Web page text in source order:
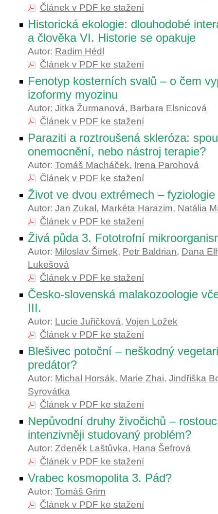
Článek v PDF ke stažení
Historická ekologie: dlouhodobé
a člověka VI. Historie se opakuje
Autor: Radim Hédl
Článek v PDF ke stažení
Fenotyp kosterních svalů – o čem
izoformy myozinu
Autor: Jitka Žurmanová, Barbara Elsnicová
Článek v PDF ke stažení
Paraziti a roztroušená skleróza:
onemocnění, nebo nástroj terapie?
Autor: Tomáš Macháček, Irena Parohová
Článek v PDF ke stažení
Život ve dvou extrémech –
Autor: Jan Zukal , Markéta Harazim, Natália
Článek v PDF ke stažení
Živá půda 3. Fototrofní
Autor: Miloslav Šimek, Petr Baldrian, Dana
Lukešová
Článek v PDF ke stažení
Česko-slovenská malakozoologie
III.
Autor: Lucie Juřičková, Vojen Ložek
Článek v PDF ke stažení
Blešivec potoční – neškodný
predátor?
Autor: Michal Horsák, Marie Zhai, Jindřiška
Syrovátka
Článek v PDF ke stažení
Nepůvodní druhy živočichů –
intenzivněji studovaný problém?
Autor: Zdeněk Laštůvka, Hana Šefrová
Článek v PDF ke stažení
Vrabec kosmopolita 3. Pád?
Autor: Tomáš Grim
Článek v PDF ke stažení